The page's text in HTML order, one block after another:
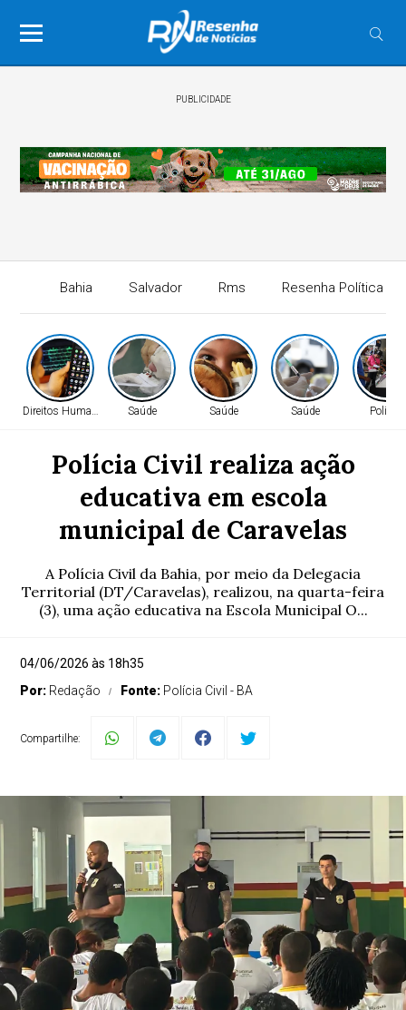
PUBLICIDADE
Bahia Salvador Rms Resenha Política
Direitos Humanos Saúde Saúde Saúde Política
Polícia Civil realiza ação
educativa em escola
municipal de Caravelas
A Polícia Civil da Bahia, por meio da Delegacia
Territorial (DT/Caravelas), realizou, na quarta-feira
(3), uma ação educativa na Escola Municipal O...
04/06/2026 às 18h35
Por: Redação Fonte: Polícia Civil - BA
Compartilhe: